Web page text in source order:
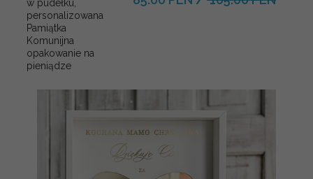
w pudełku,
personalizowana
Pamiątka
Komunijna
opakowanie na
pieniądze